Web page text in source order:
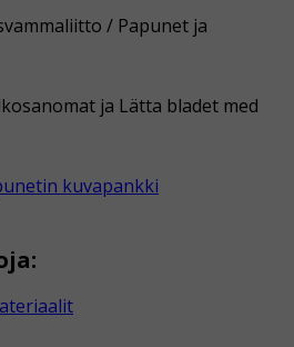
/ Papunet ja
ja Lätta bladet med
kuvapankki